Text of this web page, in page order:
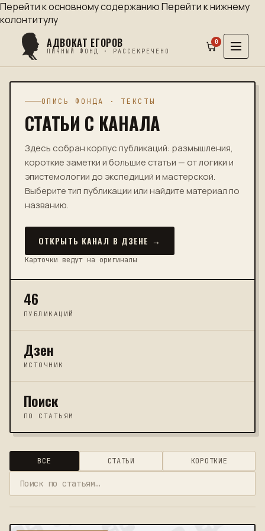
Перейти к основному содержаниюПерейти к нижнему
колонтитулу
АДВОКАТ ЕГОРОВ
ЛИЧНЫЙ ФОНД · РАССЕКРЕЧЕНО
0
ОПИСЬ ФОНДА · ТЕКСТЫ
СТАТЬИ С КАНАЛА
Здесь собран корпус публикаций: размышления,
короткие заметки и большие статьи — от логики и
эпистемологии до экспедиций и мастерской.
Выберите тип публикации или найдите материал по
названию.
ОТКРЫТЬ КАНАЛ В ДЗЕНЕ →
Карточки ведут на оригиналы
46
ПУБЛИКАЦИЙ
Дзен
ИСТОЧНИК
Поиск
ПО СТАТЬЯМ
ВСЕ СТАТЬИ КОРОТКИЕ